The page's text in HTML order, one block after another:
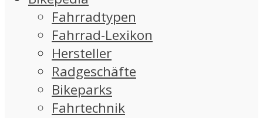
Fahrradtypen
Fahrrad-Lexikon
Hersteller
Radgeschäfte
Bikeparks
Fahrtechnik